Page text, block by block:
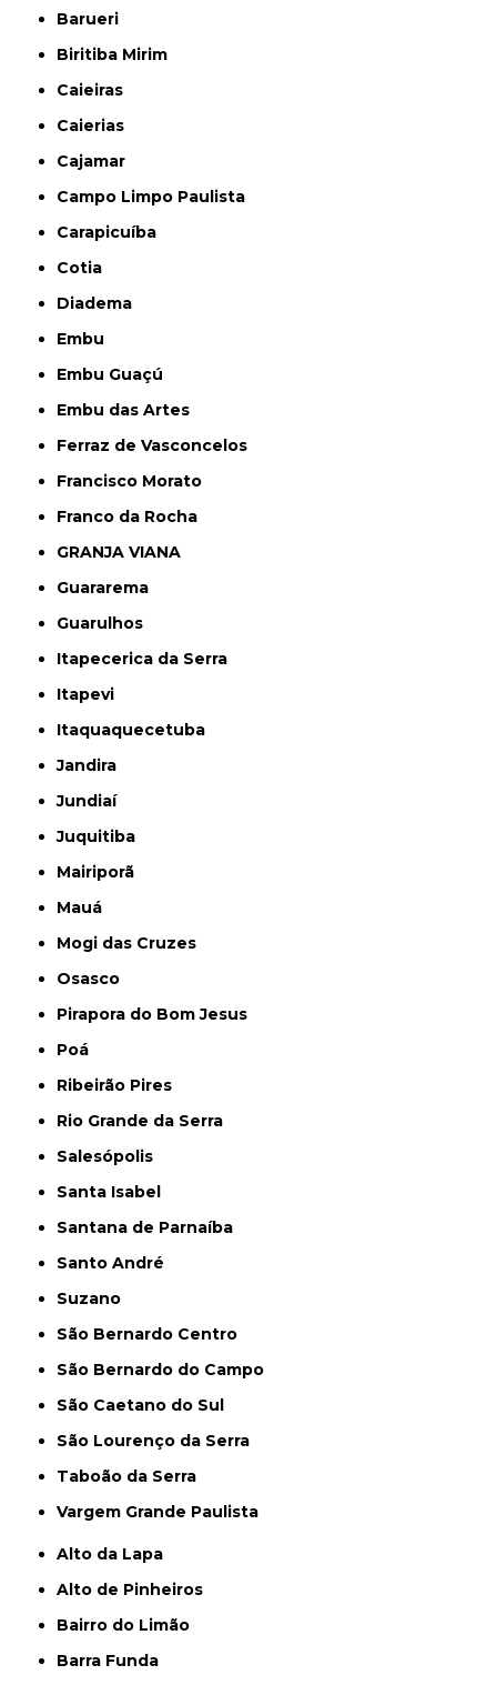
Barueri
Biritiba Mirim
Caieiras
Caierias
Cajamar
Campo Limpo Paulista
Carapicuíba
Cotia
Diadema
Embu
Embu Guaçú
Embu das Artes
Ferraz de Vasconcelos
Francisco Morato
Franco da Rocha
GRANJA VIANA
Guararema
Guarulhos
Itapecerica da Serra
Itapevi
Itaquaquecetuba
Jandira
Jundiaí
Juquitiba
Mairiporã
Mauá
Mogi das Cruzes
Osasco
Pirapora do Bom Jesus
Poá
Ribeirão Pires
Rio Grande da Serra
Salesópolis
Santa Isabel
Santana de Parnaíba
Santo André
Suzano
São Bernardo Centro
São Bernardo do Campo
São Caetano do Sul
São Lourenço da Serra
Taboão da Serra
Vargem Grande Paulista
Alto da Lapa
Alto de Pinheiros
Bairro do Limão
Barra Funda